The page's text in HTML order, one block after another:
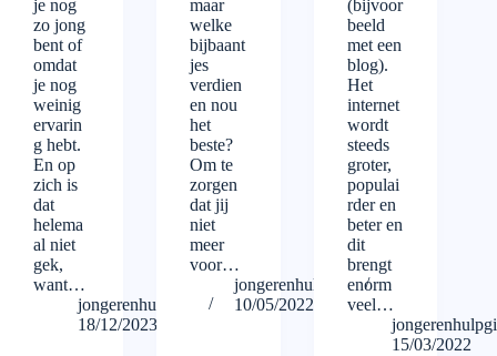
je nog
zo jong
bent of
omdat
je nog
weinig
ervarin
g hebt.
En op
zich is
dat
helema
al niet
gek,
want…
jongerenhulpgids
18/12/2023
maar
welke
bijbaant
jes
verdien
en nou
het
beste?
Om te
zorgen
dat jij
niet
meer
voor…
jongerenhulpgids
10/05/2022
(bijvoor
beeld
met een
blog).
Het
internet
wordt
steeds
groter,
populai
rder en
beter en
dit
brengt
enorm
veel…
15/03/2022